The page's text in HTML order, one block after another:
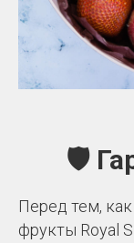
🛡️
Перед тем,
фрукты Royal